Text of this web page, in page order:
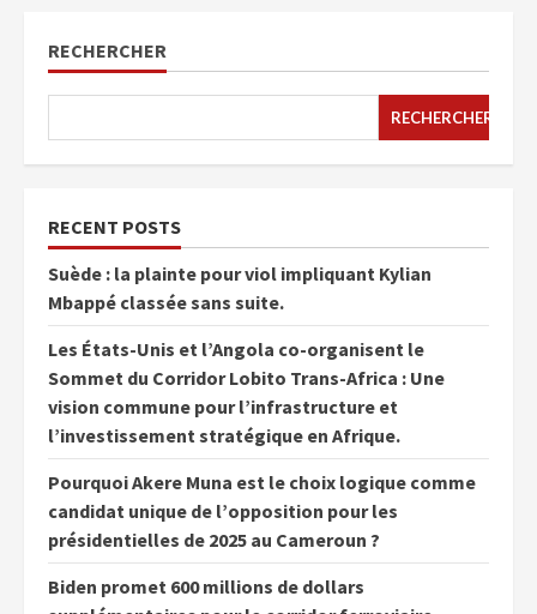
RECHERCHER
RECHERCHER
RECENT POSTS
Suède : la plainte pour viol impliquant Kylian
Mbappé classée sans suite.
Les États-Unis et l’Angola co-organisent le
Sommet du Corridor Lobito Trans-Africa : Une
vision commune pour l’infrastructure et
l’investissement stratégique en Afrique.
Pourquoi Akere Muna est le choix logique comme
candidat unique de l’opposition pour les
présidentielles de 2025 au Cameroun ?
Biden promet 600 millions de dollars